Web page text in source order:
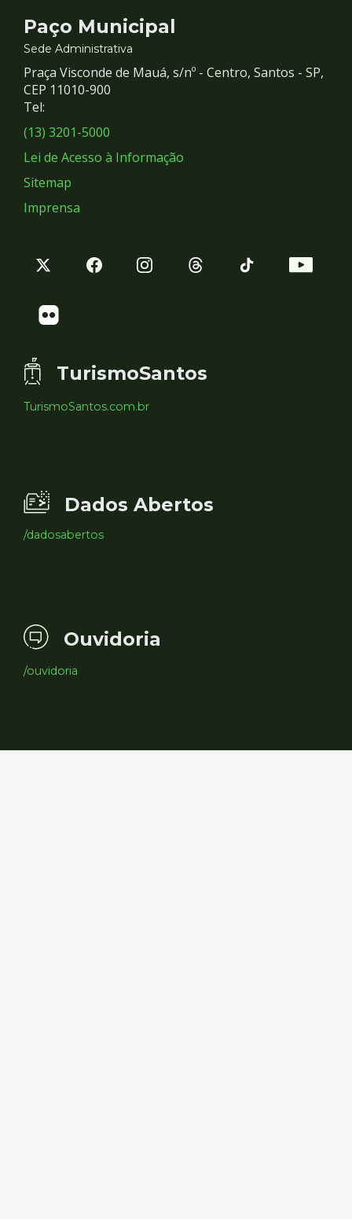
Contato
e
Redes
Sociais
Paço Municipal
Sede Administrativa
Praça Visconde de Mauá, s/nº - Centro, Santos - SP,
CEP 11010-900
Tel:
(13) 3201-5000
Lei de Acesso à Informação
Sitemap
Imprensa
TurismoSantos
TurismoSantos.com.br
Dados Abertos
/dadosabertos
Ouvidoria
/ouvidoria